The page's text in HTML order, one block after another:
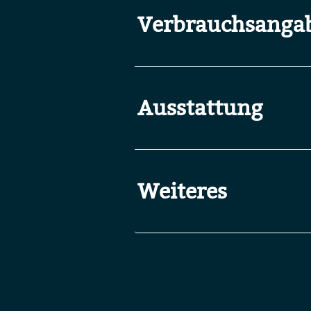
Ausstattung
Weiteres